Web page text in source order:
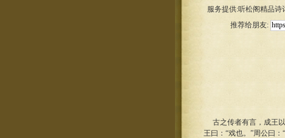
服务提供:听松阁精品
推荐给朋友:
古之传者有言，成王以
王曰：“戏也。”周公曰：